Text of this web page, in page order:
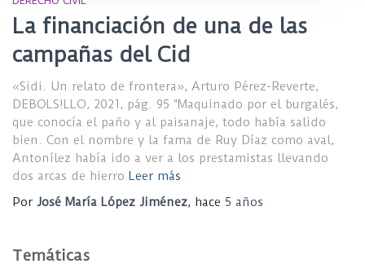
La financiación de una de las
campañas del Cid
«Sidi. Un relato de frontera», Arturo Pérez-Reverte,
DEBOLS!LLO, 2021, pág. 95 “Maquinado por el burgalés,
que conocía el paño y al paisanaje, todo había salido
bien. Con el nombre y la fama de Ruy Díaz como aval,
Antonílez había ido a ver a los prestamistas llevando
dos arcas de hierro Leer más
Por José María López Jiménez, hace 5 años
Temáticas